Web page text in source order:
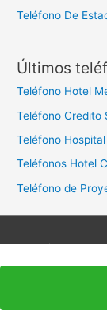
Teléfono De
Últimos
Teléfono Hotel
Teléfono Credito
Teléfono
Teléfonos Hotel
Teléfono de
Aviso legal